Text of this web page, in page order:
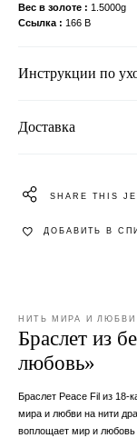
Вес в золоте
1.5000g
Ссылка
166 B
Инструкции по
Доставка
SHARE THIS
ДОБАВИТЬ В
НИТЬ МИРА И
Браслет из
любовь»
Браслет Peace Fil из 18-
мира и любви на нити
воплощает мир и